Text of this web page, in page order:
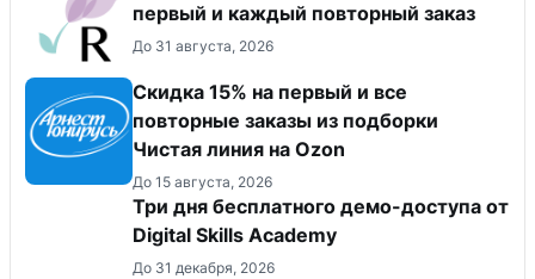
первый и каждый повторный заказ
До 31 августа, 2026
Скидка 15% на первый и все
повторные заказы из подборки
Чистая линия на Ozon
До 15 августа, 2026
Три дня бесплатного демо-доступа от
Digital Skills Academy
До 31 декабря, 2026